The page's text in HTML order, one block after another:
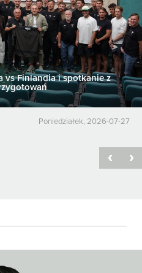
vs Finlandia i spotkanie z
poniedziałek, 2026-07-27